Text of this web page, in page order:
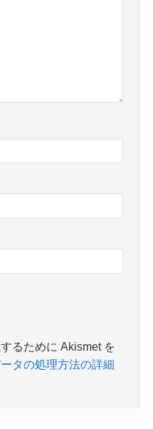
るために Akismet を
タの処理方法の詳細